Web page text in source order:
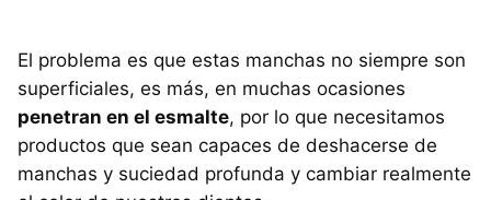
El problema es que estas manchas no siempre son
superficiales, es más, en muchas ocasiones
penetran en el esmalte, por lo que necesitamos
productos que sean capaces de deshacerse de
manchas y suciedad profunda y cambiar realmente